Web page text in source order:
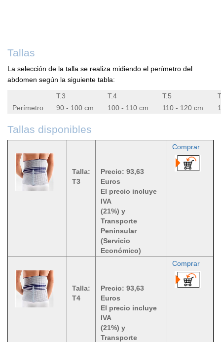
Tallas
La selección de la talla se realiza midiendo el perímetro del
abdomen según la siguiente tabla:
T.3 T.4 T.5
Perímetro
90 - 100 cm 100 - 110 cm 110 - 120 cm
Tallas disponibles
Talla:
T3
Precio: 93,63
Euros
El precio incluye
IVA
(21%) y
Transporte
Peninsular
(Servicio
Económico)
Comprar
Talla:
T4
Precio: 93,63
Euros
El precio incluye
IVA
(21%) y
Transporte
Comprar